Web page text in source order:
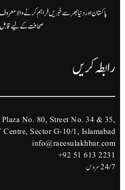
پاکستان اور دنیا بھر سے خبریں فراہم کرنے والا معروف
صحافت کے لیے قابل
رابطہ کریں
No. 80, Street No. 34 & 35,
Sector G-10/1, Islamabad.
info@raeesulakhbar.com
+92 51 613 2231
24/7 سروس